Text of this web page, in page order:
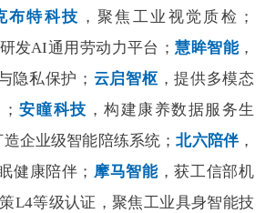
布特科技 ，聚焦工业视觉质检；
研发AI通用劳动力平台； 慧眸智能，
隐私保护； 云启智枢 ，提供多模态
安瞳科技 ，构建康养数据服务生
造企业级智能陪练系统；北六陪伴，
健康陪伴； 摩马智能，获工信部机
L4等级认证，聚焦工业具身智能技